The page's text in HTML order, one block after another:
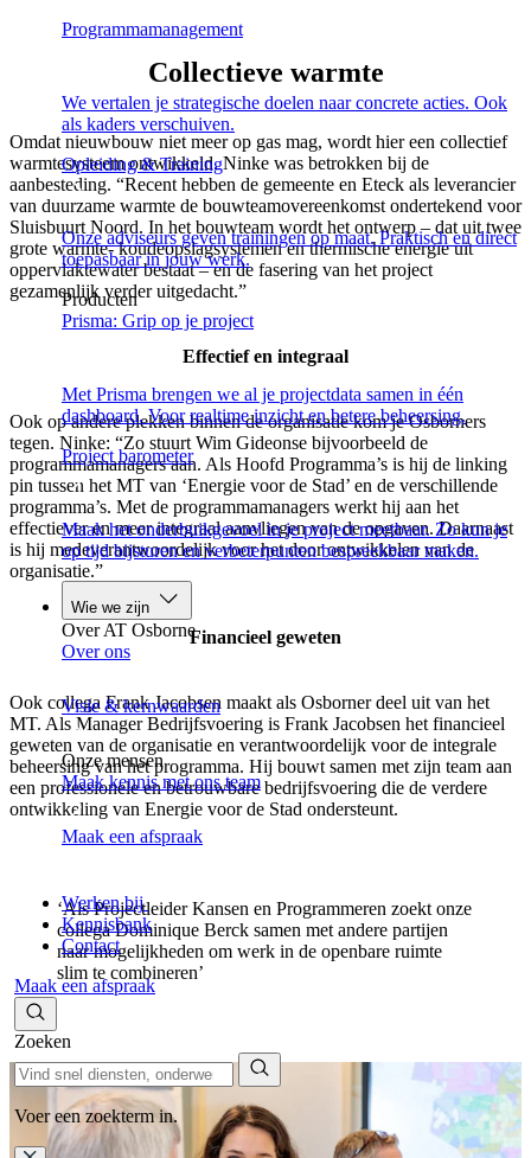
Programmamanagement
We vertalen je strategische doelen naar concrete acties. Ook
als kaders verschuiven.
Opleiding & Training
Onze adviseurs geven trainingen op maat. Praktisch en direct
toepasbaar in jouw werk.
Producten
Prisma: Grip op je project
Met Prisma brengen we al je projectdata samen in één
dashboard. Voor realtime inzicht en betere beheersing.
Project barometer
Maak het onderbuikgevoel in je project meetbaar. Zo kun je
op tijd bijsturen en verbeterpunten bespreekbaar maken.
Wie we zijn
Over AT Osborne
Over ons
Visie & kernwaarden
Onze mensen
Maak kennis met ons team
Maak een afspraak
Werken bij
Kennisbank
Contact
Maak een afspraak
Zoeken
Voer een zoekterm in.
Collectieve warmte
Omdat nieuwbouw niet meer op gas mag, wordt hier een collectief
warmtesysteem ontwikkeld. Ninke was betrokken bij de
aanbesteding. “Recent hebben de gemeente en Eteck als leverancier
van duurzame warmte de bouwteamovereenkomst ondertekend voor
Sluisbuurt Noord. In het bouwteam wordt het ontwerp – dat uit twee
grote warmte- koudeopslagsystemen en thermische energie uit
oppervlaktewater bestaat – en de fasering van het project
gezamenlijk verder uitgedacht.”
Effectief en integraal
Ook op andere plekken binnen de organisatie kom je Osborners
tegen. Ninke: “Zo stuurt Wim Gideonse bijvoorbeeld de
programmamanagers aan. Als Hoofd Programma’s is hij de linking
pin tussen het MT van ‘Energie voor de Stad’ en de verschillende
programma’s. Met de programmamanagers werkt hij aan het
effectiever en meer integraal aanvliegen van de opgaven. Daarnaast
is hij medeverantwoordelijk voor het door ontwikkelen van de
organisatie.”
Financieel geweten
Ook collega Frank Jacobsen maakt als Osborner deel uit van het
MT. Als Manager Bedrijfsvoering is Frank Jacobsen het financieel
geweten van de organisatie en verantwoordelijk voor de integrale
beheersing van het programma. Hij bouwt samen met zijn team aan
een professionele en betrouwbare bedrijfsvoering die de verdere
ontwikkeling van Energie voor de Stad ondersteunt.
‘Als Projectleider Kansen en Programmeren zoekt onze
collega Dominique Berck samen met andere partijen
naar mogelijkheden om werk in de openbare ruimte
slim te combineren’